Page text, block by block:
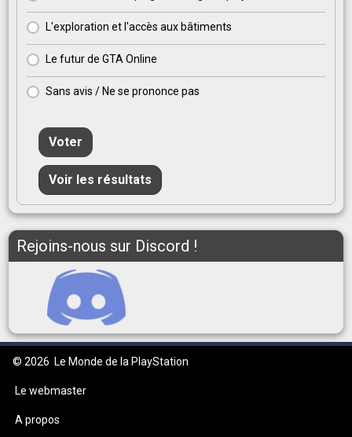
L'exploration et l'accès aux bâtiments
Le futur de GTA Online
Sans avis / Ne se prononce pas
Voter
Voir les résultats
Rejoins-nous sur Discord !
© 2026 Le Monde de la PlayStation
Le webmaster
A propos